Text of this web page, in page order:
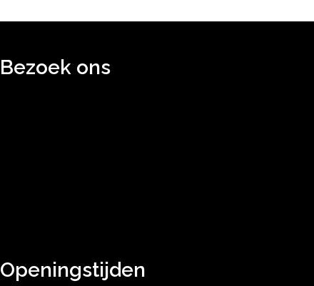
Bezoek ons
Openingstijden